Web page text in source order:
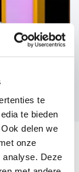
te
te bieden
delen we
onze
analyse. Deze